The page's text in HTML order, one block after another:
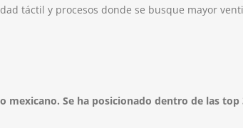
táctil y procesos donde se busque mayor
mexicano. Se ha posicionado dentro de las top